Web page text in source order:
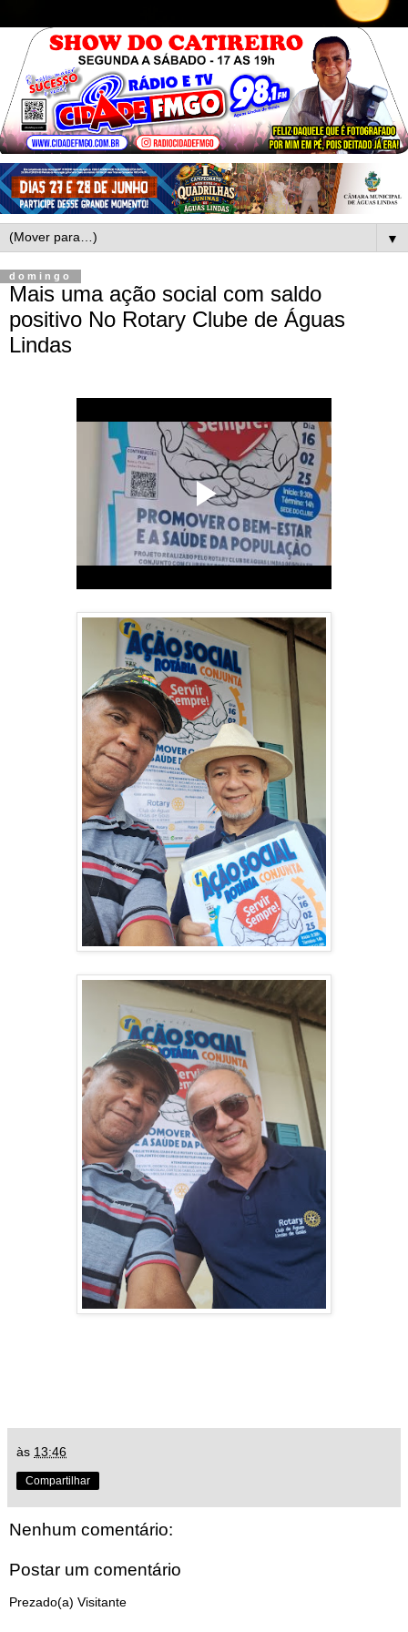
▼
domingo
Mais uma ação social com saldo
positivo No Rotary Clube de Águas
Lindas
às 13:46
Compartilhar
Nenhum comentário:
Postar um comentário
Prezado(a) Visitante